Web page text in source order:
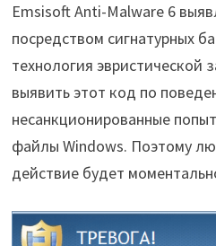
Emsisoft Anti-Malware 6
посредством сигнатурных
технология эвристической
выявить этот код по
несанкционированные
файлы Windows. Поэтому
действие будет